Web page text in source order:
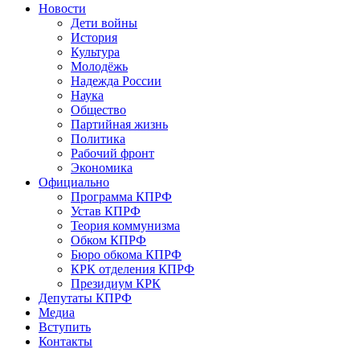
Новости
Дети войны
История
Культура
Молодёжь
Надежда России
Наука
Общество
Партийная жизнь
Политика
Рабочий фронт
Экономика
Официально
Программа КПРФ
Устав КПРФ
Теория коммунизма
Обком КПРФ
Бюро обкома КПРФ
КРК отделения КПРФ
Президиум КРК
Депутаты КПРФ
Медиа
Вступить
Контакты